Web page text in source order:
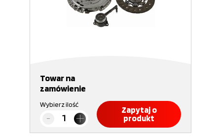
Towar na
zamówienie
Wybierz ilość
Zapytaj o
produkt